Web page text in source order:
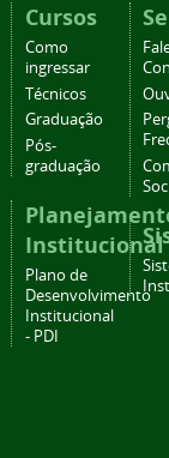
Cursos
Como
ingressar
Técnicos
Graduação
Pós-
graduação
Institucional
Plano de
Desenvolvimento
Institucional
- PDI